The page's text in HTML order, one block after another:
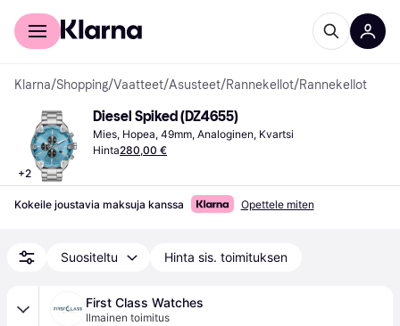
Kuluttajille
Klarna/Shopping/Vaatteet/Asusteet/Rannekellot/Rannekellot
+2
Diesel Spiked (DZ4655)
Mies, Hopea, 49mm, Analoginen, Kvartsi
Hinta280,00 €
Kokeile joustavia maksuja kanssa Opettele miten
Suositeltu Hinta sis. toimituksen
First Class Watches
Ilmainen toimitus